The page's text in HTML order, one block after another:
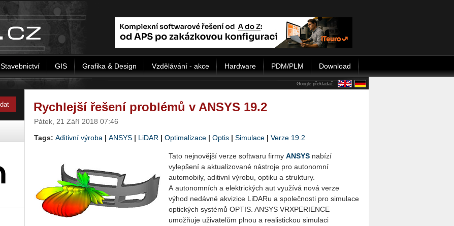
Stavebnictví GIS Grafika & Design Vzdělávání - akce Hardware PDM/PLM Download
Google překladač:
Rychlejší řešení problémů v ANSYS 19.2
Pátek, 21 Září 2018 07:46
Tags: Aditivní výroba | ANSYS | LiDAR | Optimalizace | Optis | Simulace | Verze 19.2
Tato nejnovější verze softwaru firmy ANSYS nabízí
vylepšení a ak­tua­li­zo­va­né nástroje pro autonomní
automobily, aditivní výrobu, optiku a struktury.
A autonomních a elektrických aut využívá nová verze
výhod nedávné akvizice LiDARu a společnosti pro simulace
optických sys­té­mů OPTIS. ANSYS VRXPERIENCE
umožňuje uživatelům plnou a rea­li­sti­c­kou simulaci